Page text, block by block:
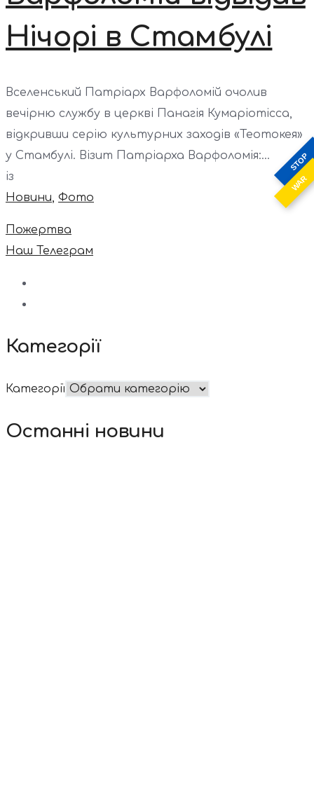
STOP
WAR
Нічорі в Стамбулі
Вселенський Патріарх Варфоломій очолив
вечірню службу в церкві Панагія Кумаріотісса,
відкривши серію культурних заходів «Теотокея»
у Стамбулі. Візит Патріарха Варфоломія:...
із
Новини Фото
Пожертва
Наш Телеграм
Категорії
Категорії
Останні новини